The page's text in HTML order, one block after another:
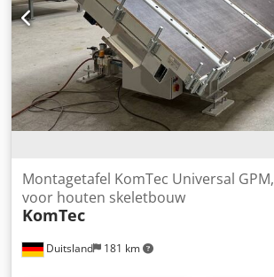
Duitsland 181 km
Montagetafel KomTec Universal GPM,
voor houten skeletbouw
KomTec